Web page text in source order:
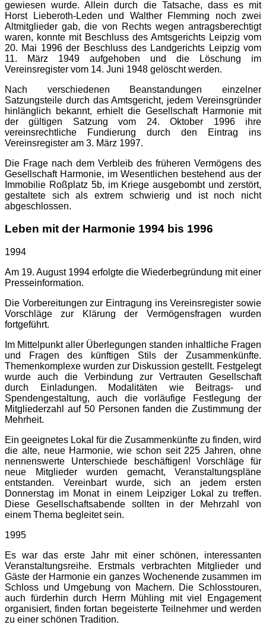
gewiesen wurde. Allein durch die Tatsache, dass es mit
Horst Lieberoth-Leden und Walther Flemming noch zwei
Altmitglieder gab, die von Rechts wegen antragsberechtigt
waren, konnte mit Beschluss des Amtsgerichts Leipzig vom
20. Mai 1996 der Beschluss des Landgerichts Leipzig vom
11. März 1949 aufgehoben und die Löschung im
Vereinsregister vom 14. Juni 1948 gelöscht werden.
Nach verschiedenen Beanstandungen einzelner
Satzungsteile durch das Amtsgericht, jedem Vereinsgründer
hinlänglich bekannt, erhielt die Gesellschaft Harmonie mit
der gültigen Satzung vom 24. Oktober 1996 ihre
vereinsrechtliche Fundierung durch den Eintrag ins
Vereinsregister am 3. März 1997.
Die Frage nach dem Verbleib des früheren Vermögens des
Gesellschaft Harmonie, im Wesentlichen bestehend aus der
Immobilie Roßplatz 5b, im Kriege ausgebombt und zerstört,
gestaltete sich als extrem schwierig und ist noch nicht
abgeschlossen.
Leben mit der Harmonie 1994 bis 1996
1994
Am 19. August 1994 erfolgte die Wiederbegründung mit einer
Presseinformation.
Die Vorbereitungen zur Eintragung ins Vereinsregister sowie
Vorschläge zur Klärung der Vermögensfragen wurden
fortgeführt.
Im Mittelpunkt aller Überlegungen standen inhaltliche Fragen
und Fragen des künftigen Stils der Zusammenkünfte.
Themenkomplexe wurden zur Diskussion gestellt. Festgelegt
wurde auch die Verbindung zur Vertrauten Gesellschaft
durch Einladungen. Modalitäten wie Beitrags- und
Spendengestaltung, auch die vorläufige Festlegung der
Mitgliederzahl auf 50 Personen fanden die Zustimmung der
Mehrheit.
Ein geeignetes Lokal für die Zusammenkünfte zu finden, wird
die alte, neue Harmonie, wie schon seit 225 Jahren, ohne
nennenswerte Unterschiede beschäftigen! Vorschläge für
neue Mitglieder wurden gemacht, Veranstaltungspläne
entstanden. Vereinbart wurde, sich an jedem ersten
Donnerstag im Monat in einem Leipziger Lokal zu treffen.
Diese Gesellschaftsabende sollten in der Mehrzahl von
einem Thema begleitet sein.
1995
Es war das erste Jahr mit einer schönen, interessanten
Veranstaltungsreihe. Erstmals verbrachten Mitglieder und
Gäste der Harmonie ein ganzes Wochenende zusammen im
Schloss und Umgebung von Machern. Die Schlosstouren,
auch fürderhin durch Herrn Mühling mit viel Engagement
organisiert, finden fortan begeisterte Teilnehmer und werden
zu einer schönen Tradition.